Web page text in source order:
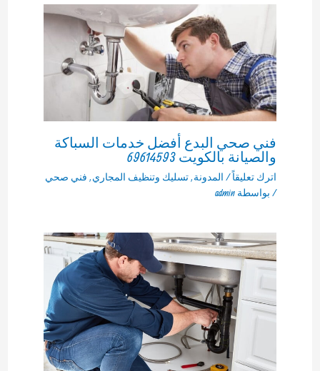
فني صحي البدع أفضل خدمات السباكة
والصيانة بالكويت 69614593
اترك تعليقاً/ المدونة,تسليك وتنظيف المجاري, فني صحي
/ بواسطة admin